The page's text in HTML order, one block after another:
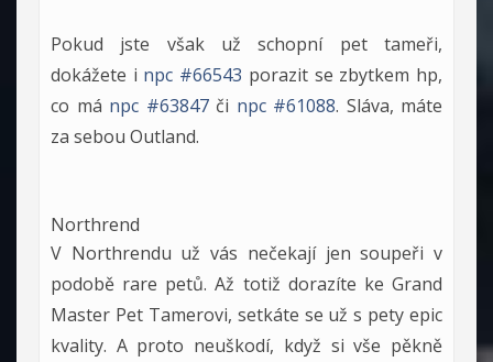
Pokud jste však už schopní pet tameři,
dokážete i npc #66543 porazit se zbytkem hp,
co má npc #63847či npc #61088. Sláva, máte
za sebou Outland.
Northrend
V Northrendu už vás nečekají jen soupeři v
podobě rare petů. Až totiž dorazíte ke Grand
Master Pet Tamerovi, setkáte se už s pety epic
kvality. A proto neuškodí, když si vše pěkně